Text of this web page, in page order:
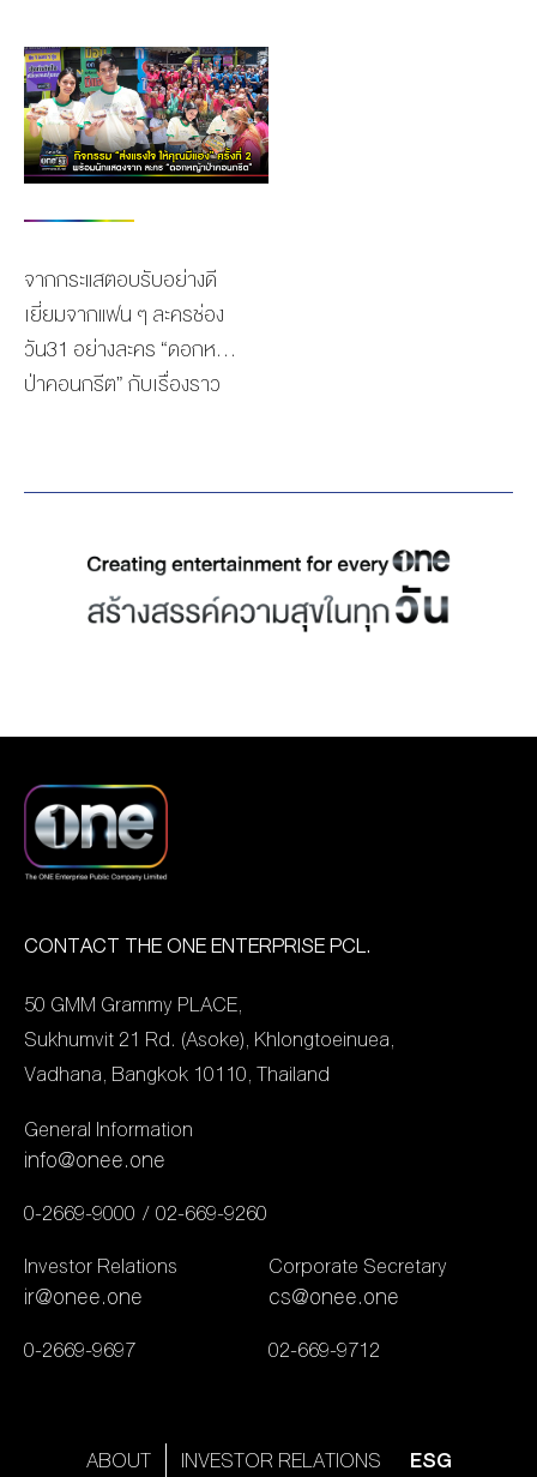
จากกระแสตอบรับอย่างดี
เยี่ยมจากแฟน ๆ ละครช่อง
วัน31 อย่างละคร “ดอกหญ้า
ป่าคอนกรีต” กับเรื่องราว
โชคชะตาพัดพาให้ต้องมา
งานนี้บอกได้เลยว่า เนื้อหา
ในละครยังได้มอบ “ความ
หวัง” และ “กำลังใจ” ให้แก่ทุก
เครื่องการันตีถึงความยืน 1
ด้วย ด้วยกระแสตอบรับที่ดี
ของละครเรื่องนี้ ทางช่อง
วัน31 และละคร “ดอกหญ้า
กิจกรรม “ส่งแรงใจ ให้คุณมี
2 เพื่อที่จะขอเป็นส่วนหนึ่งใน
การมอบกำลังใจในการ
ทำงานและการใช้ชีวิตให้แก่
กลุ่มผู้ใช้แรงงาน ที่ต้องเดิน
ทางเข้ามาเพื่อสู้ชีวิตและตาม
จัดขึ้นเมื่อ 29 มิ.ย. ที่ผ่านมา
โดยได้หนุ่ม “ตรี-ชัยณรงค์”
และ “เบลล์-นิภาดา” 2 นัก
หญ้าป่าคอนกรีต” ก็ได้มีการ
พระราม 3 – ดาวคะนอง
CONTACT THE ONE ENTERPRISE PCL.
50 GMM Grammy PLACE,
Sukhumvit 21 Rd. (Asoke), Khlongtoeinuea,
Vadhana, Bangkok 10110, Thailand
General Information
info@onee.one
0-2669-9000
02-669-9260
Investor Relations
ir@onee.one
0-2669-9697
Corporate Secretary
cs@onee.one
02-669-9712
ABOUT INVESTOR RELATIONS ESG